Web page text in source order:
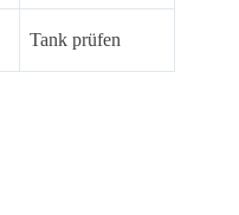
Tank prüfen